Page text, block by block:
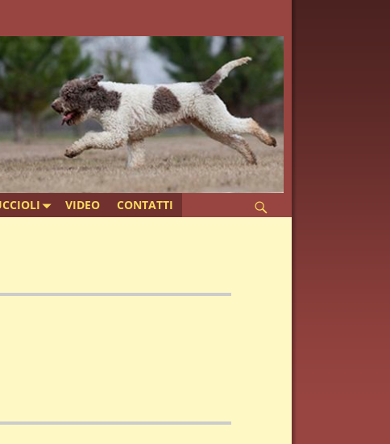
VIDEO CONTATTI